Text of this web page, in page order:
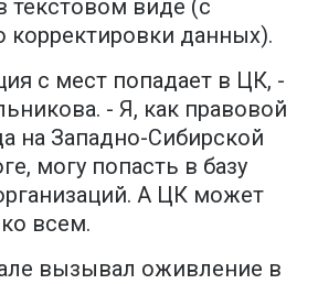
текстовом виде (с
данных).
с мест попадает в ЦК, -
- Я, как правовой
на Западно-Сибирской
могу попасть в базу
А ЦК может
всем.
вызывал оживление в